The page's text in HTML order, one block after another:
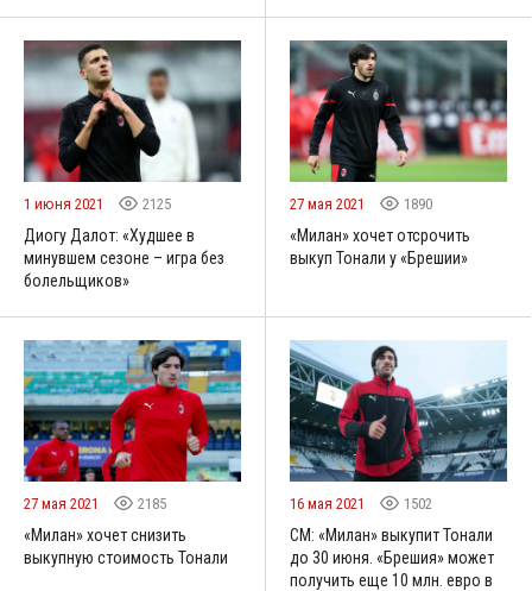
1 июня 2021 2125
Диогу Далот: «Худшее в
минувшем сезоне – игра без
болельщиков»
27 мая 2021 1890
«Милан» хочет отсрочить
выкуп Тонали у «Брешии»
27 мая 2021 2185
«Милан» хочет снизить
выкупную стоимость Тонали
16 мая 2021 1502
СМ: «Милан» выкупит Тонали
до 30 июня. «Брешия» может
получить еще 10 млн. евро в